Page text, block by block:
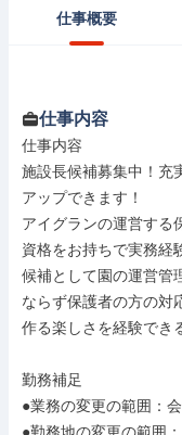
仕事概要
仕事内容
仕事内容
施設長候補募集中！充
アップできます！
アイグランの運営する
資格をお持ちで実務経
候補として園の運営管
ならず保護者の方の対
作る楽しさを経験でき
勤務補足
●業務の変更の範囲：